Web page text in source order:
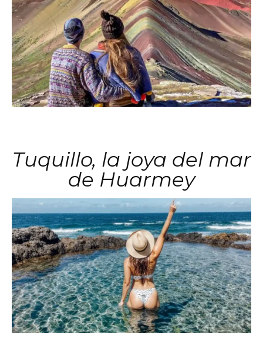
Tuquillo, la joya del mar
de Huarmey